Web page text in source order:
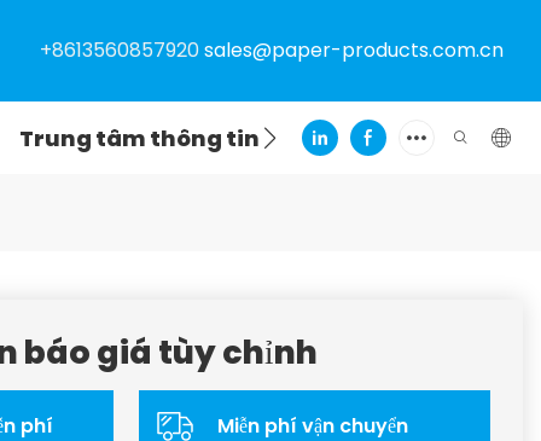
+8613560857920sales@paper-products.com.cn
Trung tâm thông tin Liên hệ
báo giá tùy chỉnh
phí Miễn phí vận chuyển